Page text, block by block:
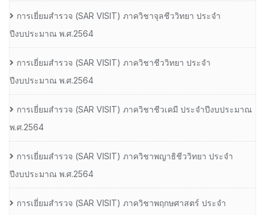
การเยี่ยมสํารวจ (SAR VISIT) ภาควิชาจุลชีววิทยา ประจํา
ปีงบประมาณ พ.ศ.2564
การเยี่ยมสํารวจ (SAR VISIT) ภาควิชาชีววิทยา ประจํา
ปีงบประมาณ พ.ศ.2564
การเยี่ยมสํารวจ (SAR VISIT) ภาควิชาชีวเคมี ประจําปีงบประมาณ
พ.ศ.2564
การเยี่ยมสํารวจ (SAR VISIT) ภาควิชาพญาธิชีววิทยา ประจํา
ปีงบประมาณ พ.ศ.2564
การเยี่ยมสํารวจ (SAR VISIT) ภาควิชาพฤกษศาสตร์ ประจํา